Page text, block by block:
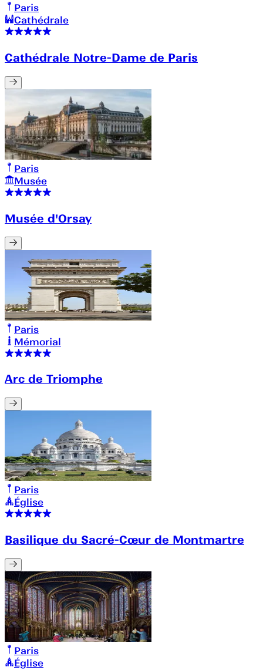
Paris
Cathédrale
Cathédrale Notre-Dame de Paris
Paris
Musée
Musée d'Orsay
Paris
Mémorial
Arc de Triomphe
Paris
Église
Basilique du Sacré-Cœur de Montmartre
Paris
Église